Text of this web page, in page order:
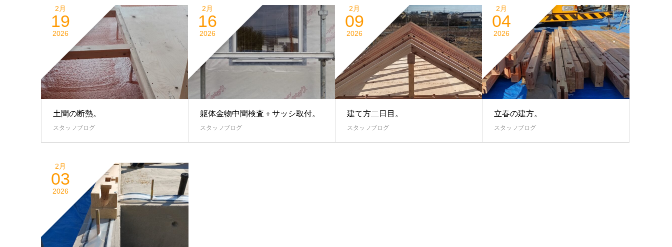
2月
19
2026
土間の断熱。
スタッフブログ
2月
16
2026
躯体金物中間検査＋サッシ取付。
スタッフブログ
2月
09
2026
建て方二日目。
スタッフブログ
2月
04
2026
立春の建方。
スタッフブログ
2月
03
2026